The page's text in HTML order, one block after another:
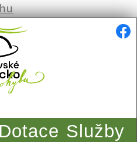
Dotace Služby